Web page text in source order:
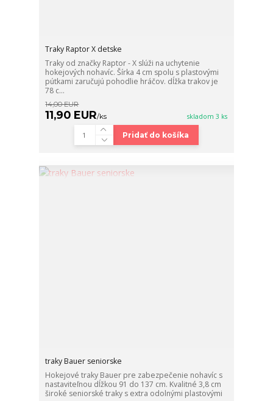
Traky Raptor X detske
Traky od značky Raptor - X slúži na uchytenie
hokejových nohavíc. Šírka 4 cm spolu s plastovými
pútkami zaručujú pohodlie hráčov. dĺžka trakov je
78 c...
14,00 EUR
11,90 EUR/ks skladom 3 ks
Pridať do košíka
traky Bauer seniorske
Hokejové traky Bauer pre zabezpečenie nohavíc s
nastaviteľnou dĺžkou 91 do 137 cm. Kvalitné 3,8 cm
široké seniorské traky s extra odolnými plastovými